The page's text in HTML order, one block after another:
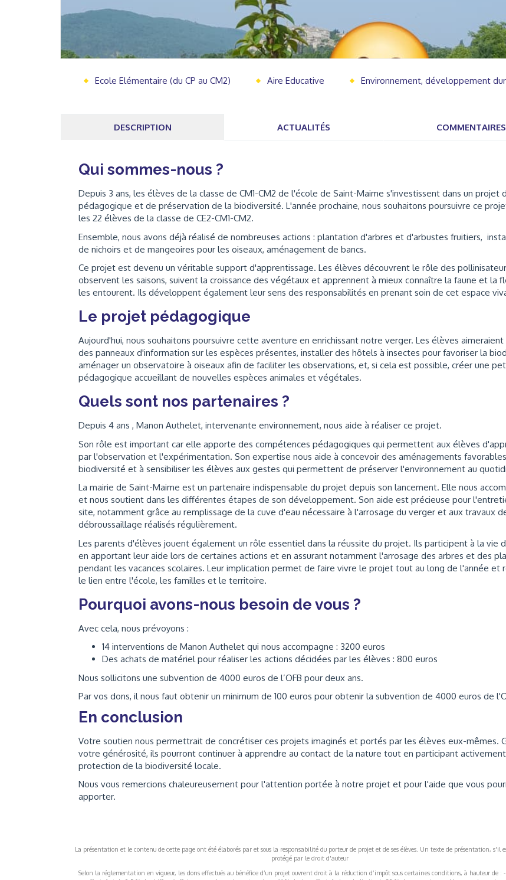
Ecole Elémentaire (du CP au CM2) Aire Educative Environnement, développement
DESCRIPTION ACTUALITÉS COMMENTAIRES
Qui sommes-nous ?
Depuis 3 ans, les élèves de la classe de CM1-CM2 de l'école de Saint-Maime s'investissent dans un projet
pédagogique et de préservation de la biodiversité. L'année prochaine, nous souhaitons poursuivre ce
les 22 élèves de la classe de CE2-CM1-CM2.
Ensemble, nous avons déjà réalisé de nombreuses actions : plantation d'arbres et d'arbustes fruitiers,
de nichoirs et de mangeoires pour les oiseaux, aménagement de bancs.
Ce projet est devenu un véritable support d'apprentissage. Les élèves découvrent le rôle des
observent les saisons, suivent la croissance des végétaux et apprennent à mieux connaître la faune et la
les entourent. Ils développent également leur sens des responsabilités en prenant soin de cet espace
Le projet pédagogique
Aujourd'hui, nous souhaitons poursuivre cette aventure en enrichissant notre verger. Les élèves aimeraient
des panneaux d'information sur les espèces présentes, installer des hôtels à insectes pour favoriser la
aménager un observatoire à oiseaux afin de faciliter les observations, et, si cela est possible, créer une
pédagogique accueillant de nouvelles espèces animales et végétales.
Quels sont nos partenaires ?
Depuis 4 ans , Manon Authelet, intervenante environnement, nous aide à réaliser ce projet.
Son rôle est important car elle apporte des compétences pédagogiques qui permettent aux élèves
par l'observation et l'expérimentation. Son expertise nous aide à concevoir des aménagements
biodiversité et à sensibiliser les élèves aux gestes qui permettent de préserver l'environnement au
La mairie de Saint-Maime est un partenaire indispensable du projet depuis son lancement. Elle nous
et nous soutient dans les différentes étapes de son développement. Son aide est précieuse pour
site, notamment grâce au remplissage de la cuve d'eau nécessaire à l'arrosage du verger et aux travaux
débroussaillage réalisés régulièrement.
Les parents d'élèves jouent également un rôle essentiel dans la réussite du projet. Ils participent à la vie
en apportant leur aide lors de certaines actions et en assurant notamment l'arrosage des arbres et des
pendant les vacances scolaires. Leur implication permet de faire vivre le projet tout au long de l'année et
le lien entre l'école, les familles et le territoire.
Pourquoi avons-nous besoin de vous ?
Avec cela, nous prévoyons :
14 interventions de Manon Authelet qui nous accompagne : 3200 euros
Des achats de matériel pour réaliser les actions décidées par les élèves : 800 euros
Nous sollicitons une subvention de 4000 euros de l’OFB pour deux ans.
Par vos dons, il nous faut obtenir un minimum de 100 euros pour obtenir la subvention de 4000 euros de
En conclusion
Votre soutien nous permettrait de concrétiser ces projets imaginés et portés par les élèves eux-mêmes.
votre générosité, ils pourront continuer à apprendre au contact de la nature tout en participant
protection de la biodiversité locale.
Nous vous remercions chaleureusement pour l'attention portée à notre projet et pour l'aide que vous
apporter.
La présentation et le contenu de cette page ont été élaborés par et sous la responsabilité du porteur de projet et de ses élèves. Un texte de présentation, s'il
protégé par le droit d'auteur
Selon la réglementation en vigueur, les dons effectués au bénéfice d’un projet ouvrent droit à la réduction d’impôt sous certaines conditions, à hauteur de :